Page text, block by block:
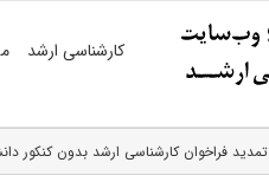
کارشناسی ارشد
تمدید فراخوان کارشناسی ارشد بدون کنکور